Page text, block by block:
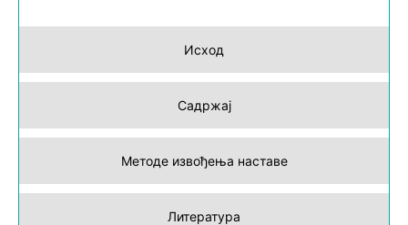
Исход
Садржај
Методе извођења наставе
Литература